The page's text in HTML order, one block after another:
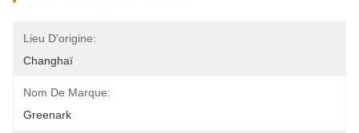
Lieu D'origine:
Changhaï
Nom De Marque:
Greenark